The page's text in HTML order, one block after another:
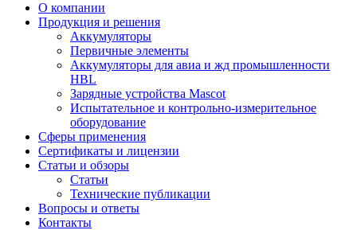
О компании
Продукция и решения
Аккумуляторы
Первичные элементы
Аккумуляторы для авиа и жд промышленности
HBL
Зарядные устройства Mascot
Испытательное и контрольно-измерительное
оборудование
Сферы применения
Сертификаты и лицензии
Статьи и обзоры
Статьи
Технические публикации
Вопросы и ответы
Контакты